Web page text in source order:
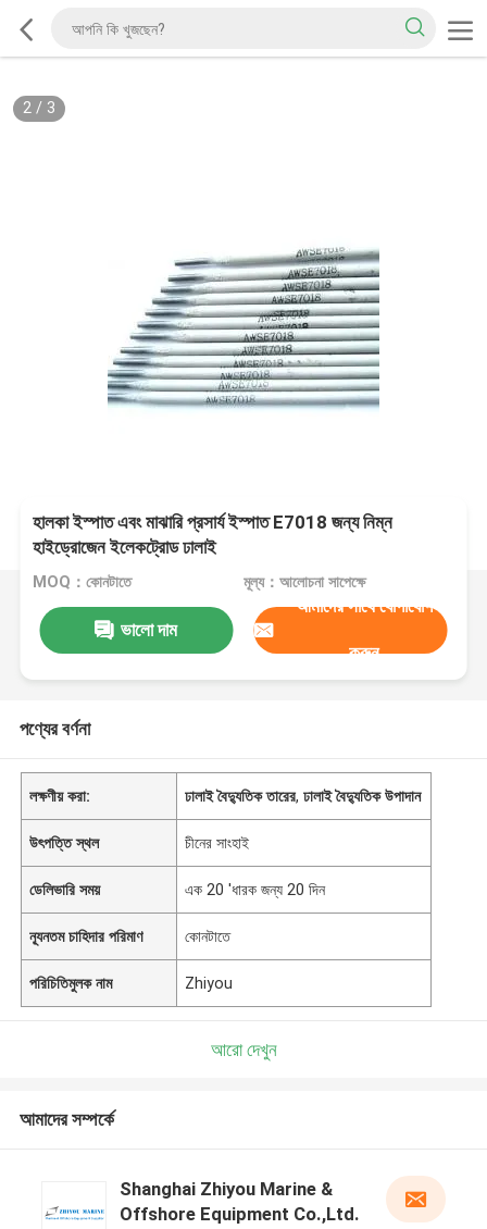
2/ 3
হালকা ইস্পাত এবং মাঝারি প্রসার্য ইস্পাত E7018 জন্য নিম্ন
হাইড্রোজেন ইলেকট্রোড ঢালাই
MOQ：কোনটাতে মূল্য：আলোচনা সাপেক্ষে
ভালো দাম
আমাদের সাথে যোগাযোগ
করুন
পণ্যের বর্ণনা
লক্ষণীয় করা: ঢালাই বৈদ্যুতিক তারের,ঢালাই বৈদ্যুতিক উপাদান
উৎপত্তি স্থল চীনের সাংহাই
ডেলিভারি সময় এক 20 'ধারক জন্য 20 দিন
ন্যূনতম চাহিদার পরিমাণ কোনটাতে
পরিচিতিমুলক নাম Zhiyou
আরো দেখুন
আমাদের সম্পর্কে
Shanghai Zhiyou Marine &
Offshore Equipment Co.,Ltd.